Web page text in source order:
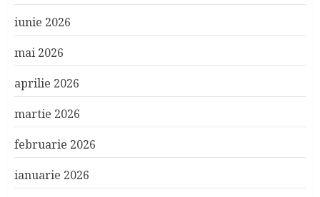
iunie 2026
mai 2026
aprilie 2026
martie 2026
februarie 2026
ianuarie 2026